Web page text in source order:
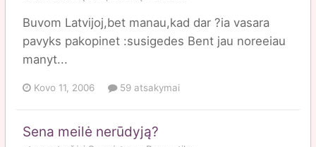
Buvom Latvijoj,bet manau,kad dar ?ia vasara
pavyks pakopinet :susigedes Bent jau noreeiau
manyt...
Kovo 11, 2006 59 atsakymai
Sena meilė nerūdyją?